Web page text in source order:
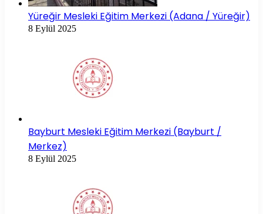
Yüreğir Mesleki Eğitim Merkezi (Adana / Yüreğir)
8 Eylül 2025
Bayburt Mesleki Eğitim Merkezi (Bayburt /
Merkez)
8 Eylül 2025